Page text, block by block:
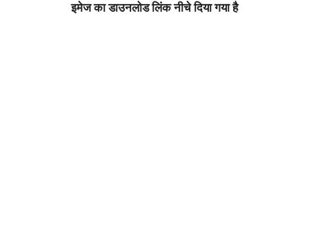
इमेज का डाउनलोड लिंक नीचे दिया गया है